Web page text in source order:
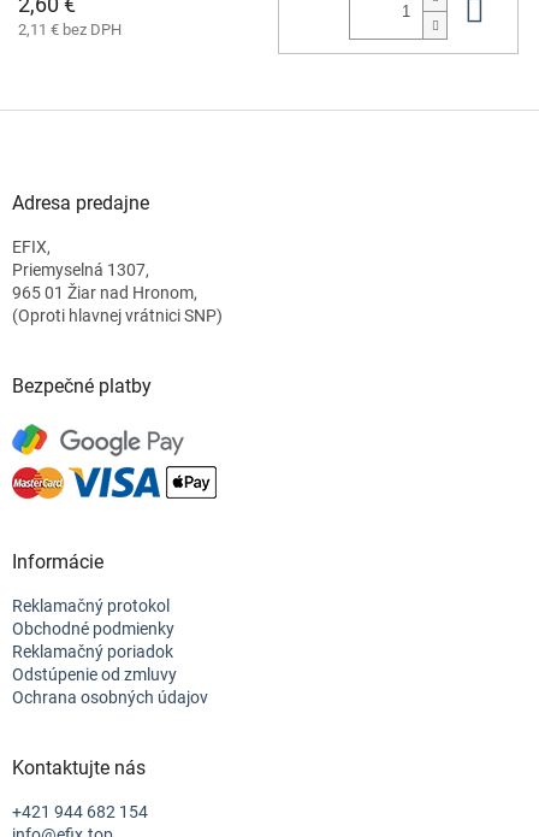
2,11 € bez DPH
Adresa predajne
EFIX,
Priemyselná 1307,
965 01 Žiar nad Hronom,
(Oproti hlavnej vrátnici SNP)
Bezpečné platby
Informácie
Reklamačný protokol
Obchodné podmienky
Reklamačný poriadok
Odstúpenie od zmluvy
Ochrana osobných údajov
Kontaktujte nás
+421 944 682 154